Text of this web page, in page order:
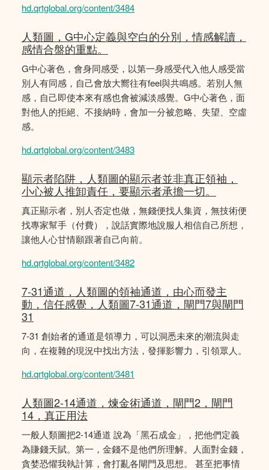
hd.qrtglobal.org/content/3484
人類圖，G中心定義與空白的分別，情感解讀，
感情合盤的重點。
G中心著色，會身同感受，以第一身感受代入他人感受當
別人有同感，自己會放大嚮往有feel與共鳴感。若別人無
感，自己即使本來有感也會被減淡感覺。G中心著色，面
對他人的拒絕、不接納時，會加一分被忽略、失望、空虛
感。
hd.qrtglobal.org/content/3483
顯示者陷阱，人類圖的顯示者並非真正領袖，
小心被人推卸責任，要顯示者承擔一切。
真正顯示者，別人否定也做，無錢便找人集資，無技術便
找專家幫手（付費），說話實際地說服人相信自己所想，
讓他人心甘情願跟著自己向前。
hd.qrtglobal.org/content/3482
7-31通道，人類圖的領袖通道，由心而發主
動，信任感覺，人類圖7-31通道，閘門7與閘門
31
7-31 創始者的通道是領導力，可以洞悉未來的潮流與走
向，在複雜的現況中找出方法，發揮影響力，引領眾人。
hd.qrtglobal.org/content/3481
人類圖2-14通道，煉金術通道，閘門2，閘門
14，真正用法
一般人類圖把2-14通道 說為「黑石成金」，把他們定義
為賺錢天賦。第一，金錢不是他們所理解。人面對金錢，
貪婪恐懼我執計算，會打亂各閘門及思想。 甚至把事情